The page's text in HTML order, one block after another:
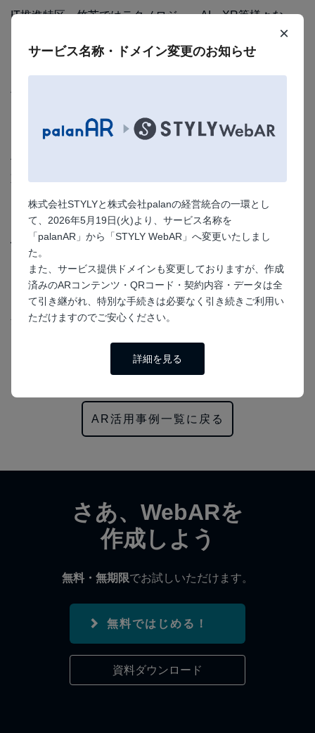
×
サービス名称・ドメイン変更のお知らせ
株式会社STYLYと株式会社palanの経営統合の一環とし
て、2026年5月19日(火)より、サービス名称を
「palanAR」から「STYLY WebAR」へ変更いたしまし
た。
また、サービス提供ドメインも変更しておりますが、作成
済みのARコンテンツ・QRコード・契約内容・データは全
て引き継がれ、特別な手続きは必要なく引き続きご利用い
ただけますのでご安心ください。
詳細を見る
IT推進特区・竹芝ではテクノロジー、AI、XR等様々な
「最先端」を社会に便利なかたちに変化・浸透させていく
ための実証実験や、
ベント実験「takeshiba laboratory」という名のホール/ス
https://www.takeshiba-lab.com/
住所：〒105-7501 東京都港区海岸1-7-1
東京ポートシティ竹芝 オフィスタワー
1階 ポートホール、8階 ポートスタジオ
お問い合わせ
palanではpalanARの開発・運用だけではなく、ARのコン
テンツ開発も承っております。
企画段階からご相談が可能ですので、お気軽にご相談くだ
https://palanar.com/contact
AR活用事例一覧に戻る
さあ、WebARを
作成しよう
無料・無期限でお試しいただけます。
無料ではじめる！
資料ダウンロード